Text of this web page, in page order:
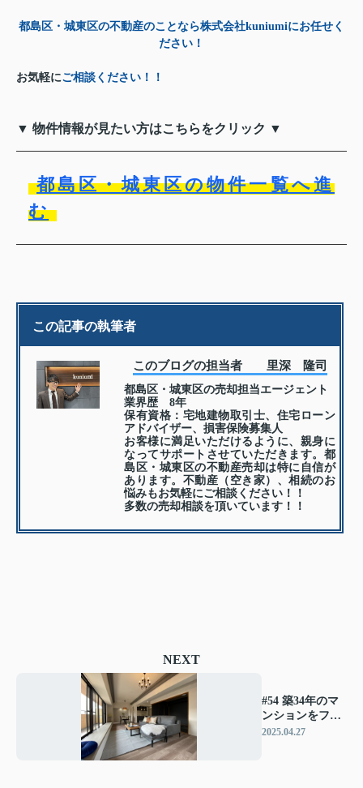
都島区・城東区の不動産のことなら株式会社kuniumiにお任せく
ださい！
お気軽にご相談ください！！
▼ 物件情報が見たい方はこちらをクリック ▼
都島区・城東区の物件一覧へ進
む
この記事の執筆者
このブログの担当者 里深 隆司
都島区・城東区の売却担当エージェント
業界歴 8年
保有資格：宅地建物取引士、住宅ローン
アドバイザー、損害保険募集人
お客様に満足いただけるように、親身に
なってサポートさせていただきます。都
島区・城東区の不動産売却は特に自信が
あります。不動産（空き家）、相続のお
悩みもお気軽にご相談ください！！
多数の売却相談を頂いています！！
NEXT
#54 築34年のマ
ンションをフル
リフォーム
2025.04.27